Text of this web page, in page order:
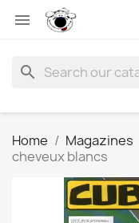

search
Home Magazines
cheveux blancs